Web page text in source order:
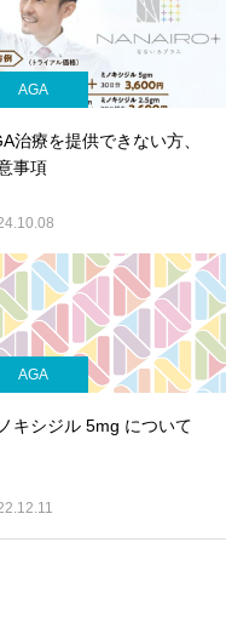
AGA
治療を提供できない方、
事項
AGA
キシジル 5mg について